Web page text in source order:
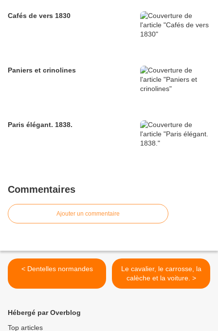
Cafés de vers 1830
Paniers et crinolines
Paris élégant. 1838.
Commentaires
Ajouter un commentaire
< Dentelles normandes
Le cavalier, le carrosse, la
calèche et la voiture. >
Hébergé par Overblog
Top articles